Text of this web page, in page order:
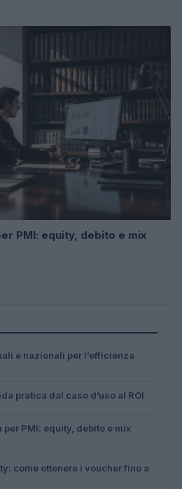
PMI: equity, debito e mix
e nazionali per l’efficienza
pratica dal caso d’uso al ROI
PMI: equity, debito e mix
come ottenere i voucher fino a